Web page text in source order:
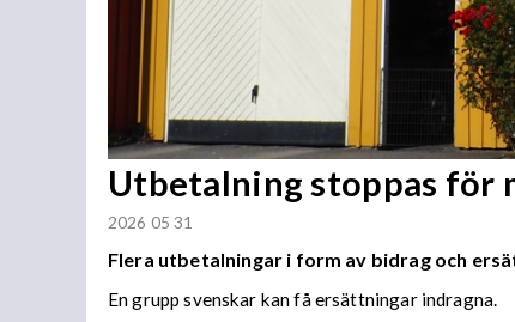
Utbetalning stoppas för
2026 05 31
Flera utbetalningar i form av bidrag och
En grupp svenskar kan få ersättningar indragna.